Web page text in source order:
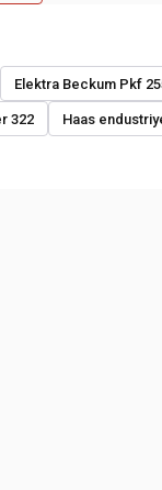
Elektra Beckum Pkf
322 Haas